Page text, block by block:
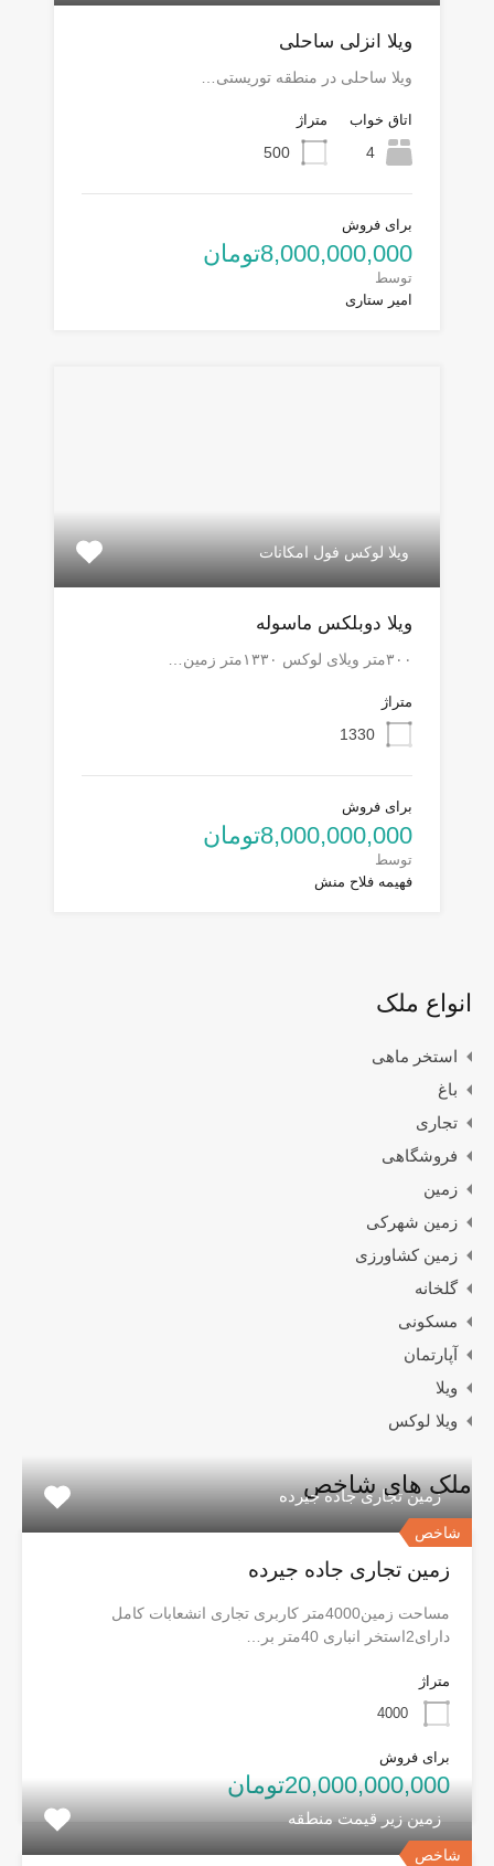
ویلا انزلی ساحلی
ویلا ساحلی در منطقه توریستی…
اتاق خواب
4
متراژ
500
برای فروش
8,000,000,000تومان
توسط
امیر ستاری
ویلا لوکس فول امکانات
ویلا دوبلکس ماسوله
۳۰۰متر ویلای لوکس ۱۳۳۰متر زمین…
متراژ
1330
برای فروش
8,000,000,000تومان
توسط
فهیمه فلاح منش
انواع ملک
استخر ماهی
باغ
تجاری
فروشگاهی
زمین
زمین شهرکی
زمین کشاورزی
گلخانه
مسکونی
آپارتمان
ویلا
ویلا لوکس
ملک های شاخص
شاخص
زمین تجاری جاده جیرده
زمین تجاری جاده جیرده
مساحت زمین4000متر کاربری تجاری انشعابات کامل
دارای2استخر انباری 40متر بر…
متراژ
4000
برای فروش
20,000,000,000تومان
شاخص
زمین زیر قیمت منطقه